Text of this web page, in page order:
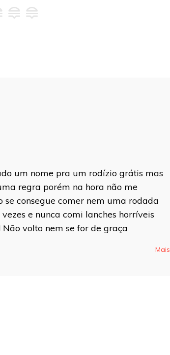
um nome pra um rodízio grátis mas
regra porém na hora não me
consegue comer nem uma rodada
e nunca comi lanches horríveis
volto nem se for de graça
Mais